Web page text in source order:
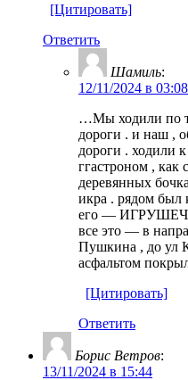
[Цитировать]
Ответить
Шамиль:
12/11/2024 в 03:08
…Мы ходили по
дороги . и наш ,
дороги . ходили
ггастроном ,
деревянных
икра . рядом был
его —
все это — в
Пушкина , до ул
асфальтом
[Цитировать]
Ответить
Борис Ветров:
13/11/2024 в 15:44